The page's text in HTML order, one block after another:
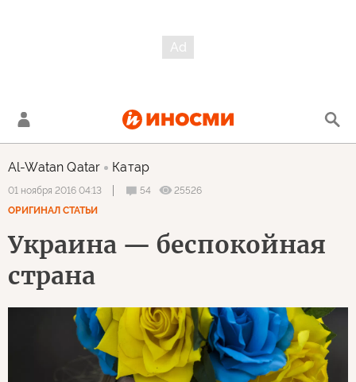
Al-Watan Qatar Катар
01 ноября 2016 04:13 54
25526
ОРИГИНАЛ СТАТЬИ
Украина — беспокойная
страна